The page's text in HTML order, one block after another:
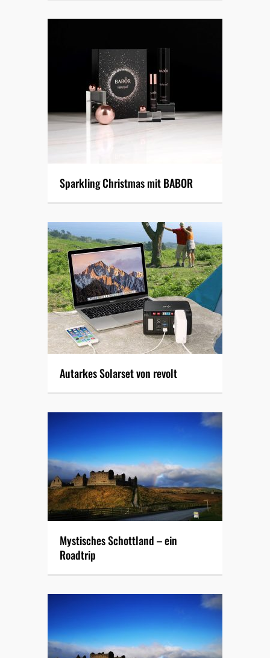
Sparkling Christmas mit BABOR
Autarkes Solarset von revolt
Mystisches Schottland – ein
Roadtrip